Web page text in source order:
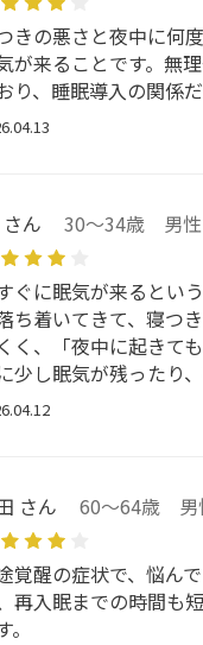
きの悪さと夜中に何
が来ることです。無
り、睡眠導入の関係
ん 30～34歳 男性
すぐに眠気が来ると
ち着いてきて、寝つ
く、「夜中に起きて
少し眠気が残ったり
さん 60～64歳 男
覚醒の症状で、悩ん
再入眠までの時間も
。